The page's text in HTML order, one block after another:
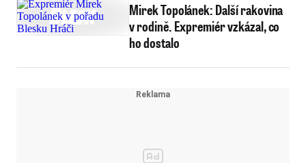
Mirek Topolánek: Další rakovina
v rodině. Expremiér vzkázal, co
ho dostalo